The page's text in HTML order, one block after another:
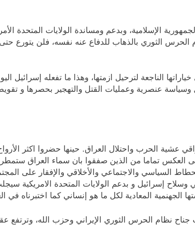
الإسلامية، وبدعم ومساندة الولايات المتحدة
الثوري بالذهاب للدفاع عنه نفسه، فلن يتورع
الناجعة لترحيل ازمتها، وهذا ما تفعله إسرائيل
وسياسة عنصرية وعمليات القتل والتهجير بحصرها و
عشية الحرب واحتلال العراق. حينها حضروا اكثر
تماما من الذين صفقوا بان سماء العراق ستمطر
السياسي والاجتماعي والأخلاقي والإفقار على
إسرائيل و بدعم الولايات المتحدة الامريكية
الجهنمية المعادية لكل ما هو إنساني كما اختبرناه في
جناح نظام الحرس الثوري الإيراني وحزب الله، وترتفع